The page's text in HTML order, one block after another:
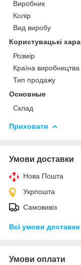
Виробник
Колір
Вид виробу
Користувацькі
Розмір
Країна виробництва
Тип продажу
Основные
Склад
Приховати
Умови доставки
Нова Пошта
Укрпошта
Самовивіз
Всі умови доставки
Умови оплати